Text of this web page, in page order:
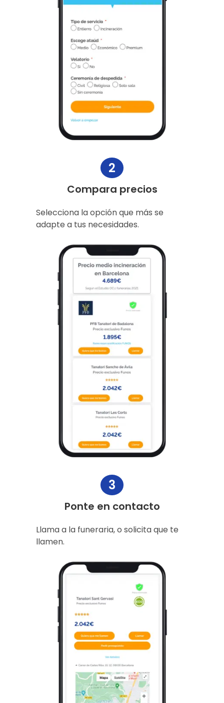
2
Compara precios
Selecciona la opción que más se
adapte a tus necesidades.
3
Ponte en contacto
Llama a la funeraria, o solicita que te
llamen.